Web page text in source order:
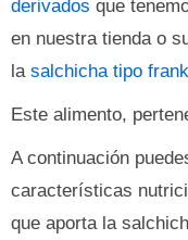
derivados que
en nuestra tienda o
la salchicha tipo
Este alimento,
A continuación
características
que aporta la